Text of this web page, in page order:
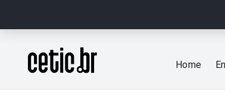
Página inicial
Home